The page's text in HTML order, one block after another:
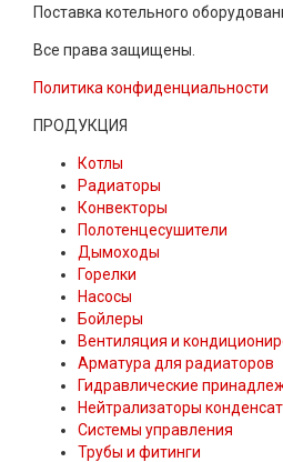
Поставка котельного
Все права защищены.
Политика конфиденциальности
ПРОДУКЦИЯ
Котлы
Радиаторы
Конвекторы
Полотенцесушители
Дымоходы
Горелки
Насосы
Бойлеры
Вентиляция и
Арматура для радиаторов
Гидравлические
Нейтрализаторы
Системы управления
Трубы и фитинги